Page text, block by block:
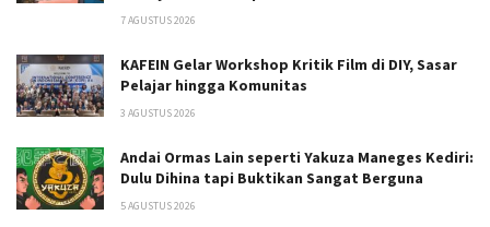
7 AGUSTUS 2026
KAFEIN Gelar Workshop Kritik Film di DIY, Sasar
Pelajar hingga Komunitas
3 AGUSTUS 2026
Andai Ormas Lain seperti Yakuza Maneges Kediri:
Dulu Dihina tapi Buktikan Sangat Berguna
5 AGUSTUS 2026